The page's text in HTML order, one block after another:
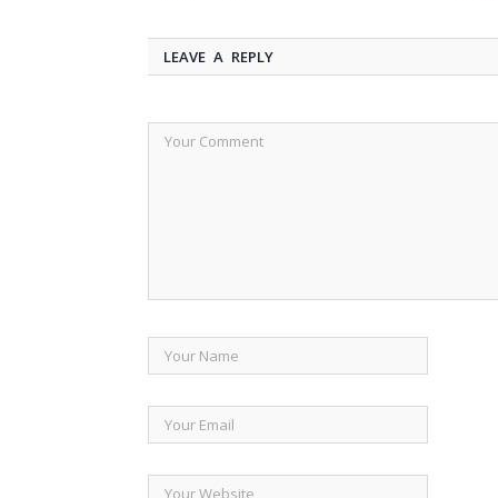
LEAVE A REPLY